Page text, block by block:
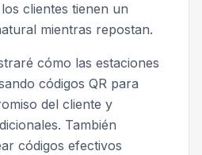
clientes tienen un
mientras repostan.
cómo las estaciones
códigos QR para
del cliente y
También
códigos efectivos